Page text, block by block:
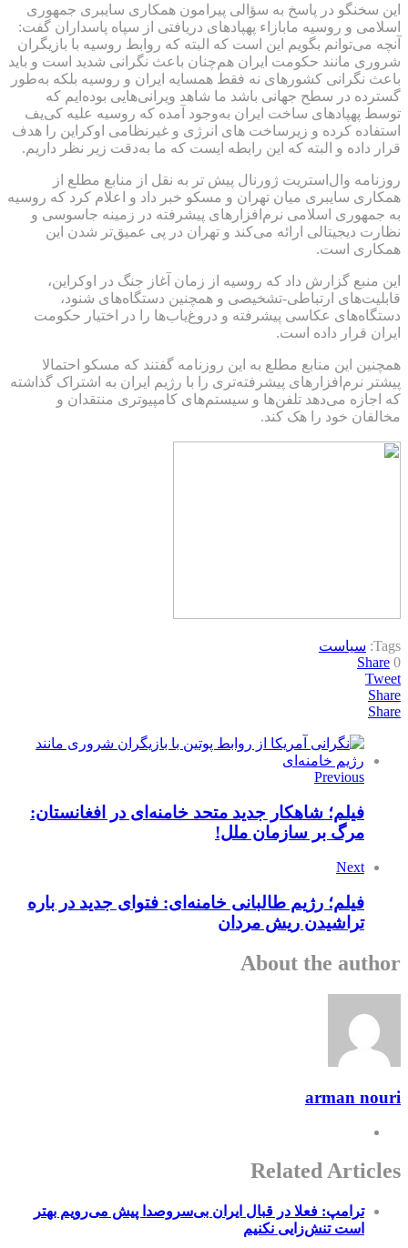
این سخنگو در پاسخ به سؤالی پیرامون همکاری سایبری جمهوری
اسلامی و روسیه مابازاء پهپادهای دریافتی از سپاه پاسداران گفت:
آنچه می‌توانم بگویم این است که البته که روابط روسیه با بازیگران
شروری مانند حکومت ایران هم‌چنان باعث نگرانی شدید است و باید
باعث نگرانی کشورهای نه فقط همسایه ایران و روسیه بلکه به‌طور
گسترده در سطح جهانی باشد ما شاهد ویرانی‌هایی بوده‌ایم که
توسط پهپادهای ساخت ایران به‌وجود آمده که روسیه علیه کی‌یف
استفاده کرده و زیرساخت های انرژی و غیرنظامی اوکراین را هدف
قرار داده و البته که این رابطه ایست که ما به‌دقت زیر نظر داریم.
روزنامه وال‌استریت ژورنال پیش تر به نقل از منابع مطلع از
همکاری سایبری میان تهران و مسکو خبر داد و اعلام کرد که روسیه
به جمهوری اسلامی نرم‌افزارهای پیشرفته در زمینه جاسوسی و
نظارت دیجیتالی ارائه می‌کند و تهران در پی عمیق‌تر شدن این
همکاری است.
این منبع گزارش داد که روسیه از زمان آغاز جنگ در اوکراین،
قابلیت‌های ارتباطی-تشخیصی و همچنین دستگاه‌های شنود،
دستگاه‌های عکاسی پیشرفته و دروغ‌یاب‌ها را در اختیار حکومت
ایران قرار داده است.
همچنین این منابع مطلع به این روزنامه گفتند که مسکو احتمالا
پیشتر نرم‌افزارهای پیشرفته‌تری را با رژیم ایران به اشتراک گذاشته
که اجازه می‌دهد تلفن‌ها و سیستم‌های کامپیوتری منتقدان و
مخالفان خود را هک کند.
Tags: سیاست
Share 0
Tweet
Share
Share
Previous
فیلم؛ شاهکار جدید متحد خامنه‌ای در افغانستان:
مرگ بر سازمان ملل!
Next
فیلم؛ رژیم طالبانی خامنه‌ای: فتوای جدید در باره
تراشیدن ریش مردان
About the author
arman nouri
Related Articles
ترامپ: فعلا در قبال ایران بی‌سروصدا پیش می‌رویم بهتر
است تنش‌زایی نکنیم